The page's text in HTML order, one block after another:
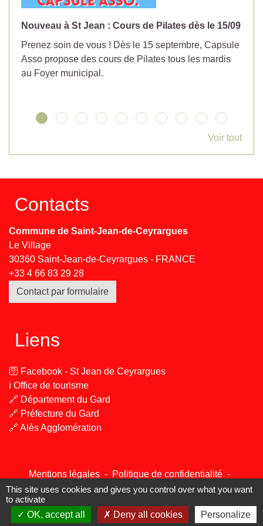
Nouveau à St Jean : Cours de Pilates dès le 15/09
Prenez soin de vous ! Dès le 15 septembre, Capsule
Asso propose des cours de Pilates tous les mardis
au Foyer municipal.
Voir tout
Contacts
Commune de Saint-Jean-de-Ceyrargues
Le Village
30360 Saint-Jean-de-Ceyrargues - FRANCE
+33 4 66 83 29 28
Contact par formulaire
Liens
🛜 Facebook - St Jean de Ceyrargues
ℹ️ Office de tourisme
🔗 Département du Gard
🔗 Préfecture du Gard
🔗 Alès Agglomération
Mentions légales - Politique de confidentialité -
Accessibilité - Plan du site - Gestion des cookies
Site créé en partenariat avec Réseau des Communes
This site uses cookies and gives you control over what you want
to activate
OK, accept all
Deny all cookies Personalize